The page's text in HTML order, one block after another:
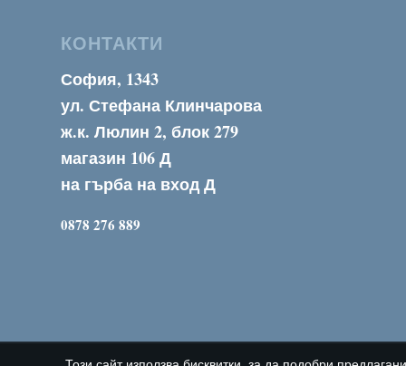
КОНТАКТИ
София, 1343
ул. Стефана Клинчарова
ж.к. Люлин 2, блок 279
магазин 106 Д
на гърба на вход Д
0878 276 889